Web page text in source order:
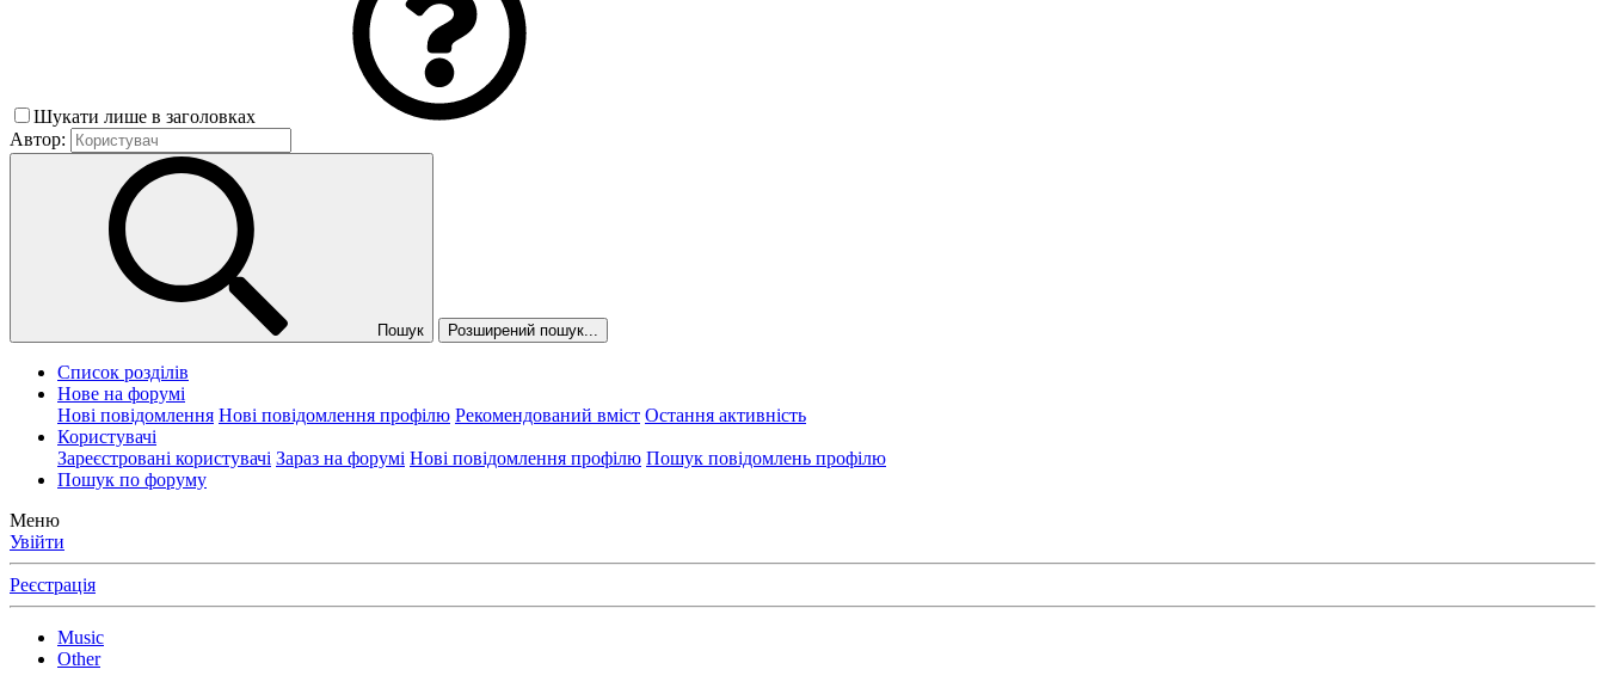
Шукати лише в заголовках
Автор:
Пошук Розширений пошук...
Список розділів
Нове на форумі
Нові повідомлення Нові повідомлення профілю Рекомендований вміст Остання активність
Користувачі
Зареєстровані користувачі Зараз на форумі Нові повідомлення профілю Пошук повідомлень профілю
Пошук по форуму
Меню
Увійти
Реєстрація
Music
Other